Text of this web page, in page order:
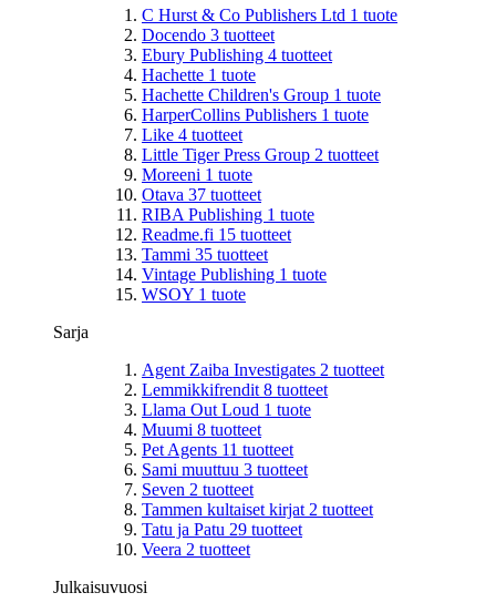
C Hurst & Co Publishers Ltd 1 tuote
Docendo 3 tuotteet
Ebury Publishing 4 tuotteet
Hachette 1 tuote
Hachette Children's Group 1 tuote
HarperCollins Publishers 1 tuote
Like 4 tuotteet
Little Tiger Press Group 2 tuotteet
Moreeni 1 tuote
Otava 37 tuotteet
RIBA Publishing 1 tuote
Readme.fi 15 tuotteet
Tammi 35 tuotteet
Vintage Publishing 1 tuote
WSOY 1 tuote
Sarja
Agent Zaiba Investigates 2 tuotteet
Lemmikkifrendit 8 tuotteet
Llama Out Loud 1 tuote
Muumi 8 tuotteet
Pet Agents 11 tuotteet
Sami muuttuu 3 tuotteet
Seven 2 tuotteet
Tammen kultaiset kirjat 2 tuotteet
Tatu ja Patu 29 tuotteet
Veera 2 tuotteet
Julkaisuvuosi